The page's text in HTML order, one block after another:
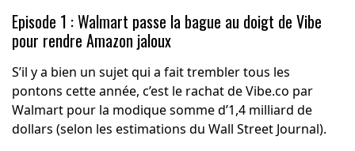
Episode 1 : Walmart passe la bague au doigt de Vibe
pour rendre Amazon jaloux
S’il y a bien un sujet qui a fait trembler tous les
pontons cette année, c’est le rachat de Vibe.co par
Walmart pour la modique somme d’1,4 milliard de
dollars (selon les estimations du Wall Street Journal).